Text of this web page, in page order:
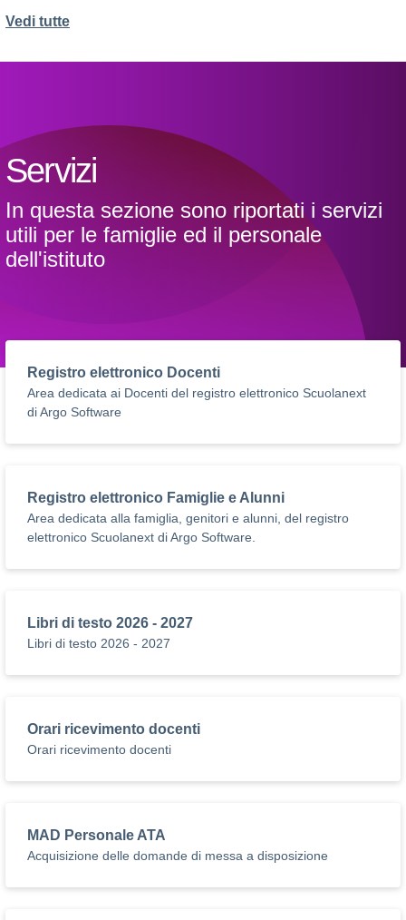
Vedi tutte
Servizi
In questa sezione sono riportati i servizi
utili per le famiglie ed il personale
dell'istituto
Registro elettronico Docenti
Area dedicata ai Docenti del registro elettronico Scuolanext
di Argo Software
Registro elettronico Famiglie e Alunni
Area dedicata alla famiglia, genitori e alunni, del registro
elettronico Scuolanext di Argo Software.
Libri di testo 2026 - 2027
Libri di testo 2026 - 2027
Orari ricevimento docenti
Orari ricevimento docenti
MAD Personale ATA
Acquisizione delle domande di messa a disposizione